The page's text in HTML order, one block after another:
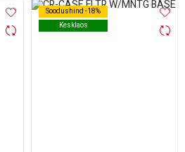
Soodushind -18%
Kesklaos
Soodushind -18%
Kesklaos